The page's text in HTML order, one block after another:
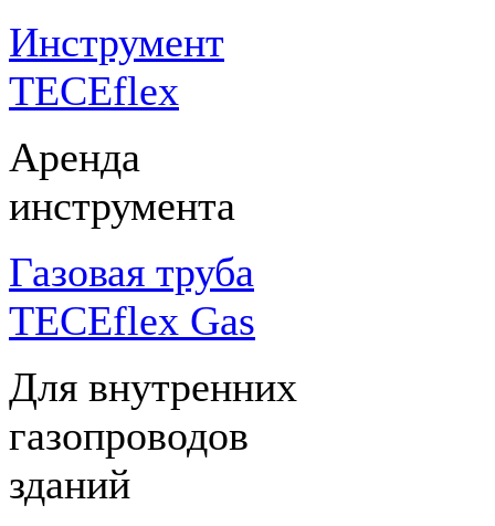
Инструмент
TECEflex
Аренда
инструмента
Газовая труба
TECEflex Gas
Для внутренних
газопроводов
зданий